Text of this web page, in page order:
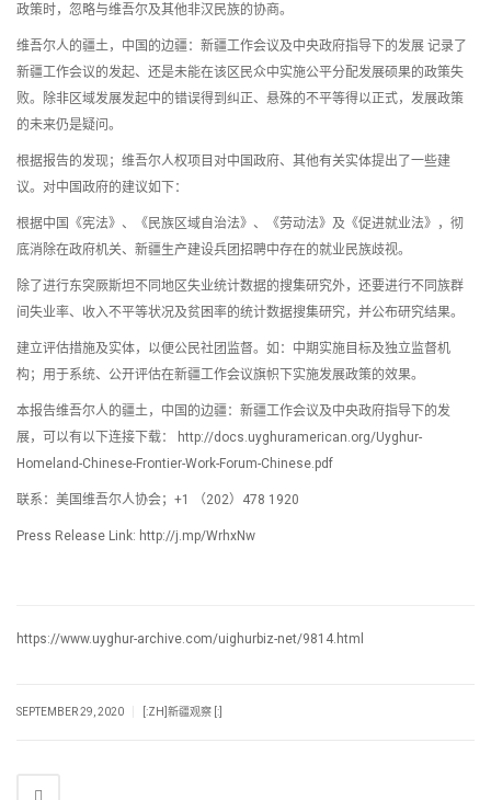
政策时，忽略与维吾尔及其他非汉民族的协商。
维吾尔人的疆土，中国的边疆：新疆工作会议及中央政府指导下的发展 记录了
新疆工作会议的发起、还是未能在该区民众中实施公平分配发展硕果的政策失
败。除非区域发展发起中的错误得到纠正、悬殊的不平等得以正式，发展政策
的未来仍是疑问。
根据报告的发现；维吾尔人权项目对中国政府、其他有关实体提出了一些建
议。对中国政府的建议如下：
根据中国《宪法》、《民族区域自治法》、《劳动法》及《促进就业法》，彻
底消除在政府机关、新疆生产建设兵团招聘中存在的就业民族歧视。
除了进行东突厥斯坦不同地区失业统计数据的搜集研究外，还要进行不同族群
间失业率、收入不平等状况及贫困率的统计数据搜集研究，并公布研究结果。
建立评估措施及实体，以便公民社团监督。如：中期实施目标及独立监督机
构；用于系统、公开评估在新疆工作会议旗帜下实施发展政策的效果。
本报告维吾尔人的疆土，中国的边疆：新疆工作会议及中央政府指导下的发
展，可以有以下连接下载： http://docs.uyghuramerican.org/Uyghur-
Homeland-Chinese-Frontier-Work-Forum-Chinese.pdf
联系：美国维吾尔人协会；+1 （202）478 1920
Press Release Link: http://j.mp/WrhxNw
https://www.uyghur-archive.com/uighurbiz-net/9814.html
SEPTEMBER 29, 2020 [:ZH]新疆观察 [:]